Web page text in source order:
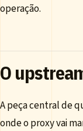
operação.
O
A peça central de
onde o proxy vai